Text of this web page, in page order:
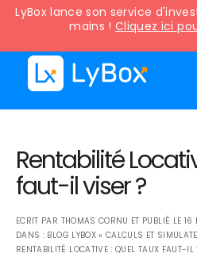
LyBox lance son service
mains ! Cliquez ici
Rentabilité
faut-il viser ?
ECRIT PAR THOMAS CORNU ET PUBLIÉ LE 16
DANS : BLOG LYBOX»CALCULS ET
RENTABILITÉ LOCATIVE : QUEL TAUX FAUT-IL